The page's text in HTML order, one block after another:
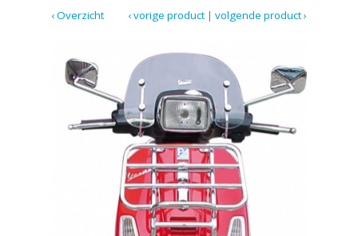
‹ Overzicht volgende product ›
|
‹ vorige product